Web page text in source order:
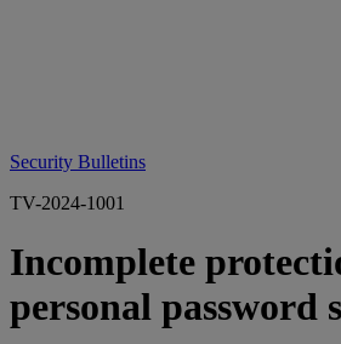
Security Bulletins
TV-2024-1001
Incomplete
personal password